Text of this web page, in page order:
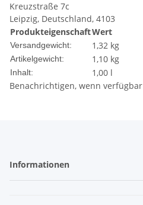
Kreuzstraße 7c
Leipzig, Deutschland, 4103
ProdukteigenschaftWert
Versandgewicht: 1,32 kg
Artikelgewicht: 1,10 kg
Inhalt:
1,00 l
Benachrichtigen, wenn verfügbar
Informationen